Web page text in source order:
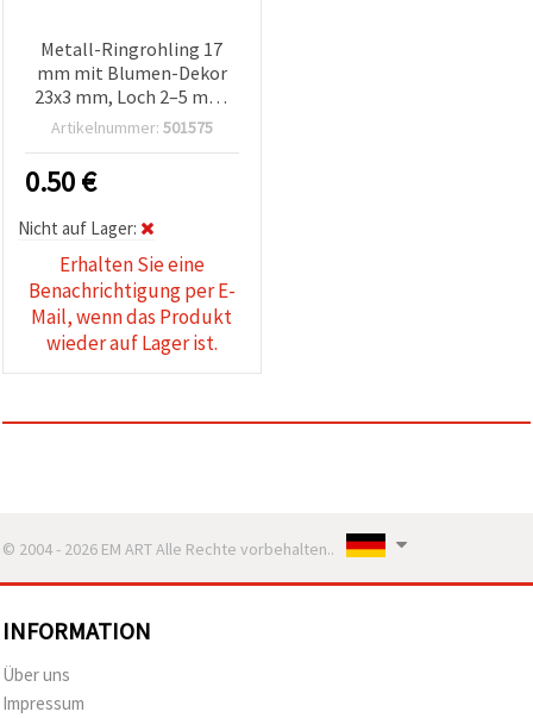
Metall-Ringrohling 17
mm mit Blumen-Dekor
23x3 mm, Loch 2–5 mm,
antikgoldfarben
Artikelnummer: 501575
0.50€
Nicht auf Lager:
Erhalten Sie eine
Benachrichtigung per E-
Mail, wenn das Produkt
wieder auf Lager ist.
© 2004 - 2026 EM ART Alle Rechte vorbehalten..
INFORMATION
Über uns
Impressum